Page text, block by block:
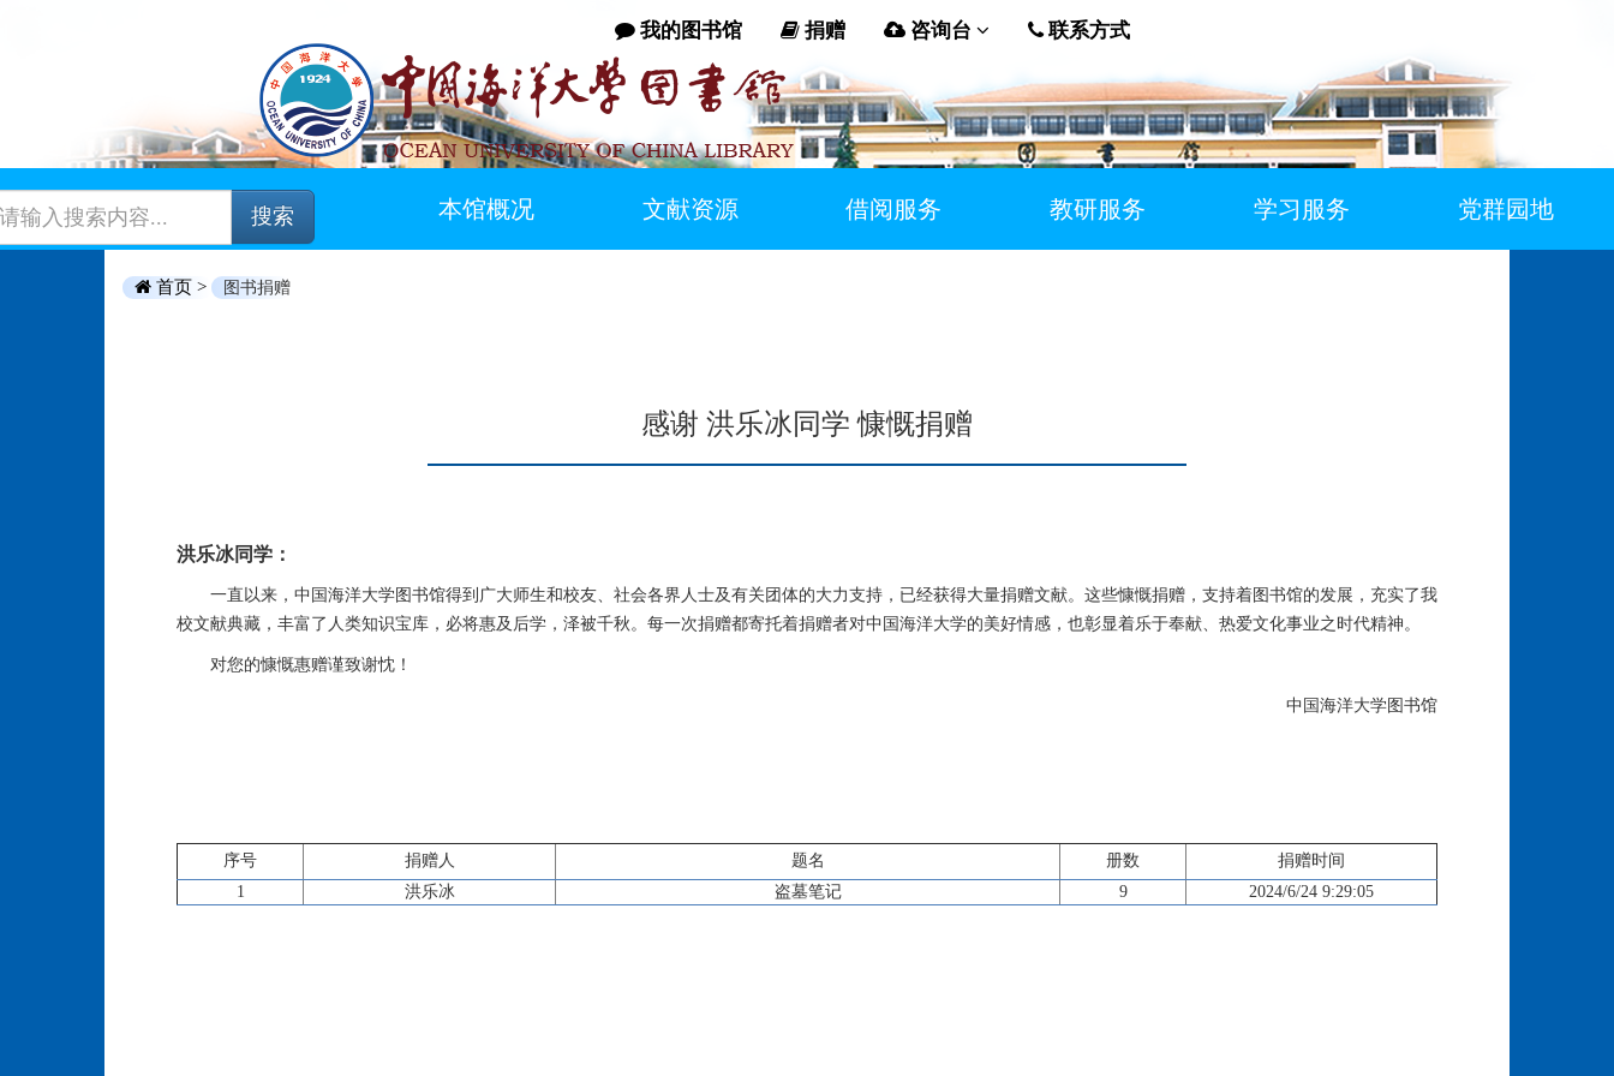
我的图书馆 捐赠 咨询台 联系方式
搜索 本馆概况 文献资源 借阅服务 教研服务 学习服务 党群园地
首页 > 图书捐赠
感谢 洪乐冰同学 慷慨捐赠
洪乐冰同学：
一直以来，中国海洋大学图书馆得到广大师生和校友、社会各界人士及有关团体的大力支持，已经获得大量捐赠文献。这些慷慨捐赠，支持着图书馆的发展，充实了我
校文献典藏，丰富了人类知识宝库，必将惠及后学，泽被千秋。每一次捐赠都寄托着捐赠者对中国海洋大学的美好情感，也彰显着乐于奉献、热爱文化事业之时代精神。
对您的慷慨惠赠谨致谢忱！
中国海洋大学图书馆
序号 捐赠人 题名 册数
捐赠时间
1
洪乐冰 盗墓笔记 9 2024/6/24 9:29:05